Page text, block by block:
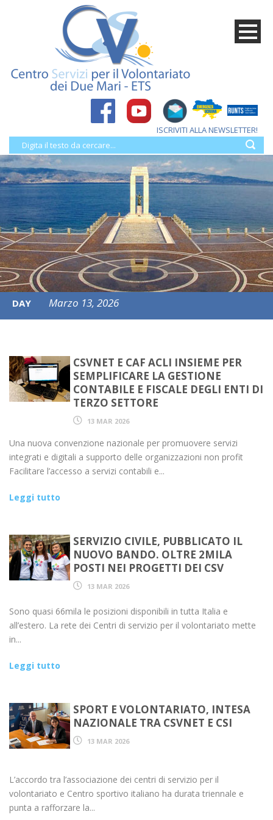
ISCRIVITI ALLA NEWSLETTER!
DAY Marzo 13, 2026
CSVNET E CAF ACLI INSIEME PER
SEMPLIFICARE LA GESTIONE
CONTABILE E FISCALE DEGLI ENTI DI
TERZO SETTORE
13 MAR 2026
Una nuova convenzione nazionale per promuovere servizi
integrati e digitali a supporto delle organizzazioni non profit
Facilitare l’accesso a servizi contabili e...
Leggi tutto
SERVIZIO CIVILE, PUBBLICATO IL
NUOVO BANDO. OLTRE 2MILA
POSTI NEI PROGETTI DEI CSV
13 MAR 2026
Sono quasi 66mila le posizioni disponibili in tutta Italia e
all’estero. La rete dei Centri di servizio per il volontariato mette
in...
Leggi tutto
SPORT E VOLONTARIATO, INTESA
NAZIONALE TRA CSVNET E CSI
13 MAR 2026
L’accordo tra l’associazione dei centri di servizio per il
volontariato e Centro sportivo italiano ha durata triennale e
punta a rafforzare la...